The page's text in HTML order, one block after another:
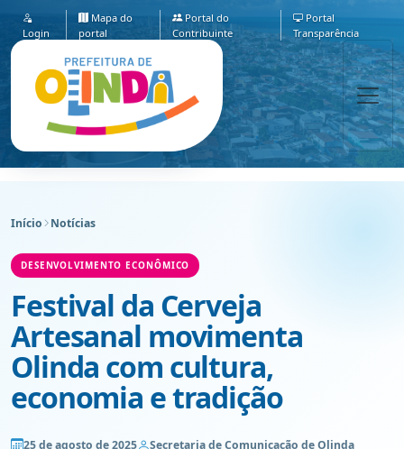
Login
Mapa do
portal
Portal do
Contribuinte
Portal
Transparência
Início Notícias
DESENVOLVIMENTO ECONÔMICO
Festival da Cerveja
Artesanal movimenta
Olinda com cultura,
economia e tradição
25 de agosto de 2025
Secretaria de Comunicação de Olinda